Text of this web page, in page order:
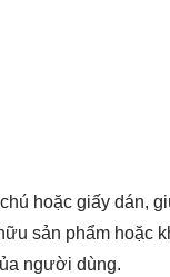
hoặc giấy dán,
sản phẩm hoặc
người dùng.